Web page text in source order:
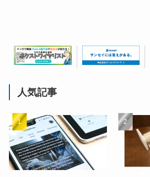
人気記事